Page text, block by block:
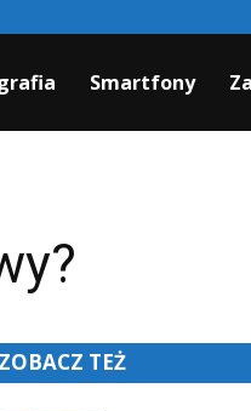
Smartfony
ZOBACZ TEŻ